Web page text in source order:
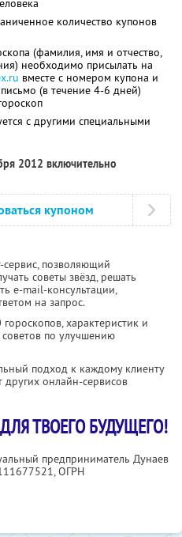
количество купонов
(фамилия, имя и отчество,
необходимо присылать на
вместе с номером купона и
(в течение 4-6 дней)
с другими специальными
2012 включительно
купоном
позволяющий
советы звёзд, решать
e-mail-консультации,
на запрос.
характеристик и
советов по улучшению
подход к каждому клиенту
онлайн-сервисов
ТВОЕГО БУДУЩЕГО!
предприниматель Дунаев
, ОГРН